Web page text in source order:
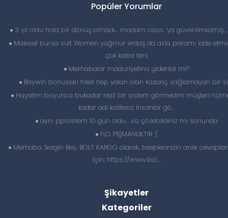
Popüler Yorumlar
3 yıl oldu hala bir dönüş olmadı… madam coco ‘ya güvenilmezmiş
Malesef bursa suit Women yağmur erdaş da asla paramı iade
çok kaba ters
Merhabalar maduriyetiniz giderildi mi?
Baywin bonuslari hileli hep yalan olan kazanç sağlamayan bir
Hayatım boyunca bukadar rezil bir sistem görmedim müşteri
kadar adi kalitesiz insanlar gö...
aynı pproblem 10 gün oldu , siz çözebildiniz mi sonunda
FLO PİŞMANLIKTIR :(
Merhaba Sezgin Bey, BOLT KARGO olarak, taleplerinizin anlık
için; https://www.bol...
Şikayetler
Kategoriler